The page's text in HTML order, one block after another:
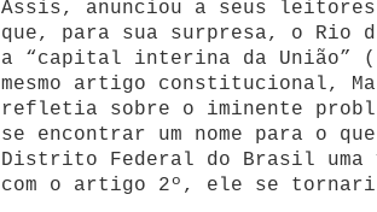
Assis, anunciou a seus
que, para sua surpresa, o Rio
a “capital interina da União”
mesmo artigo constitucional,
refletia sobre o iminente
se encontrar um nome para o
Distrito Federal do Brasil uma
com o artigo 2º, ele se